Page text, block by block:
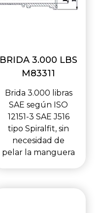
BRIDA 3.000 LBS
M83311
Brida 3.000 libras
SAE según ISO
12151-3 SAE J516
tipo Spiralfit, sin
necesidad de
pelar la manguera